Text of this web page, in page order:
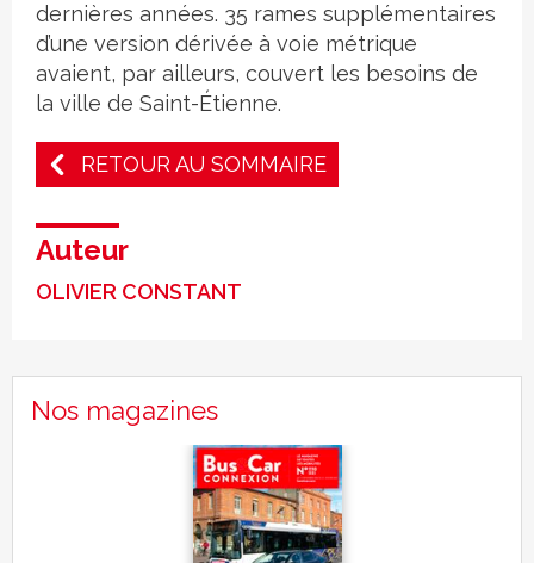
dernières années. 35 rames supplémentaires
d’une version dérivée à voie métrique
avaient, par ailleurs, couvert les besoins de
la ville de Saint-Étienne.
RETOUR AU SOMMAIRE
Auteur
OLIVIER CONSTANT
Nos magazines